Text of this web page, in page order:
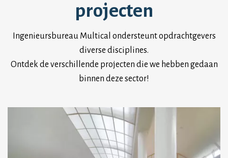
projecten
Ingenieursbureau Multical ondersteunt opdrachtgevers
diverse disciplines.
Ontdek de verschillende projecten die we hebben gedaan
binnen deze sector!